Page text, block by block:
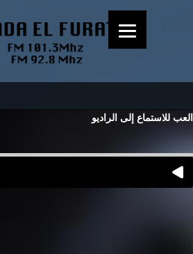
العب للاستماع إلى الراديو